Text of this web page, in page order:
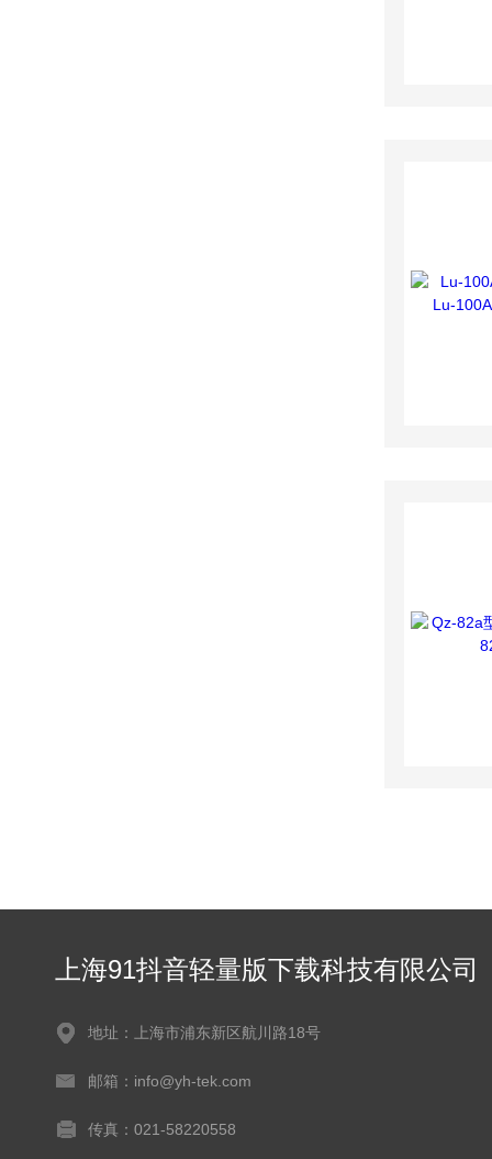
上海91抖音轻量版下载科技有限公司
地址：上海市浦东新区航川路18号
邮箱：info@yh-tek.com
传真：021-58220558